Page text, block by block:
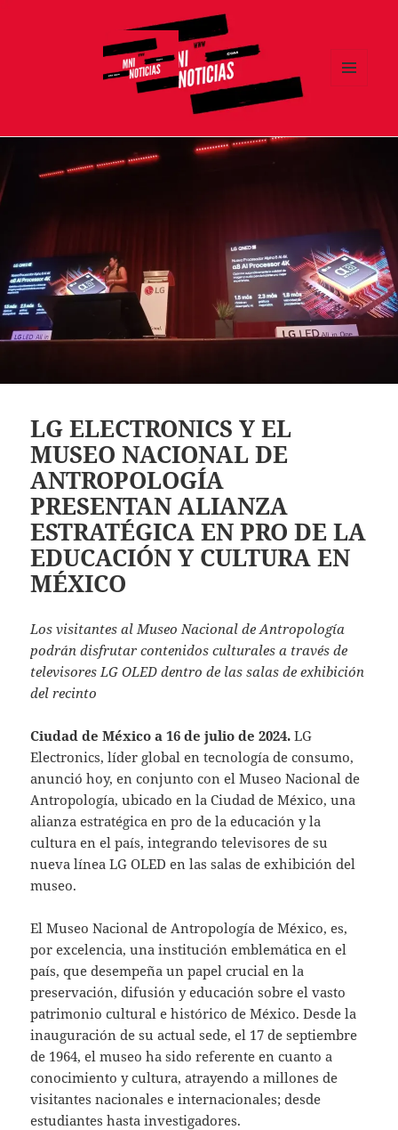
LG ELECTRONICS Y EL
MUSEO NACIONAL DE
ANTROPOLOGÍA
PRESENTAN ALIANZA
ESTRATÉGICA EN PRO DE LA
EDUCACIÓN Y CULTURA EN
MÉXICO
Los visitantes al Museo Nacional de Antropología
podrán disfrutar contenidos culturales a través de
televisores LG OLED dentro de las salas de exhibición
del recinto
Ciudad de México a 16 de julio de 2024.LG
Electronics, líder global en tecnología de consumo,
anunció hoy, en conjunto con el Museo Nacional de
Antropología, ubicado en la Ciudad de México, una
alianza estratégica en pro de la educación y la
cultura en el país, integrando televisores de su
nueva línea LG OLED en las salas de exhibición del
museo.
El Museo Nacional de Antropología de México, es,
por excelencia, una institución emblemática en el
país, que desempeña un papel crucial en la
preservación, difusión y educación sobre el vasto
patrimonio cultural e histórico de México. Desde la
inauguración de su actual sede, el 17 de septiembre
de 1964, el museo ha sido referente en cuanto a
conocimiento y cultura, atrayendo a millones de
visitantes nacionales e internacionales; desde
estudiantes hasta investigadores.